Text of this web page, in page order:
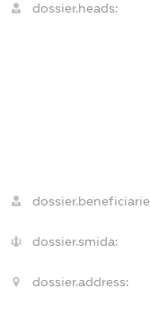
dossier.heads:
dossier.smida:
dossier.address: